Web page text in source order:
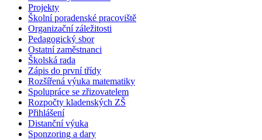
Projekty
Školní poradenské pracoviště
Organizační záležitosti
Pedagogický sbor
Ostatní zaměstnanci
Školská rada
Zápis do první třídy
Rozšířená výuka matematiky
Spolupráce se zřizovatelem
Rozpočty kladenských ZŠ
Přihlášení
Distanční výuka
Sponzoring a dary